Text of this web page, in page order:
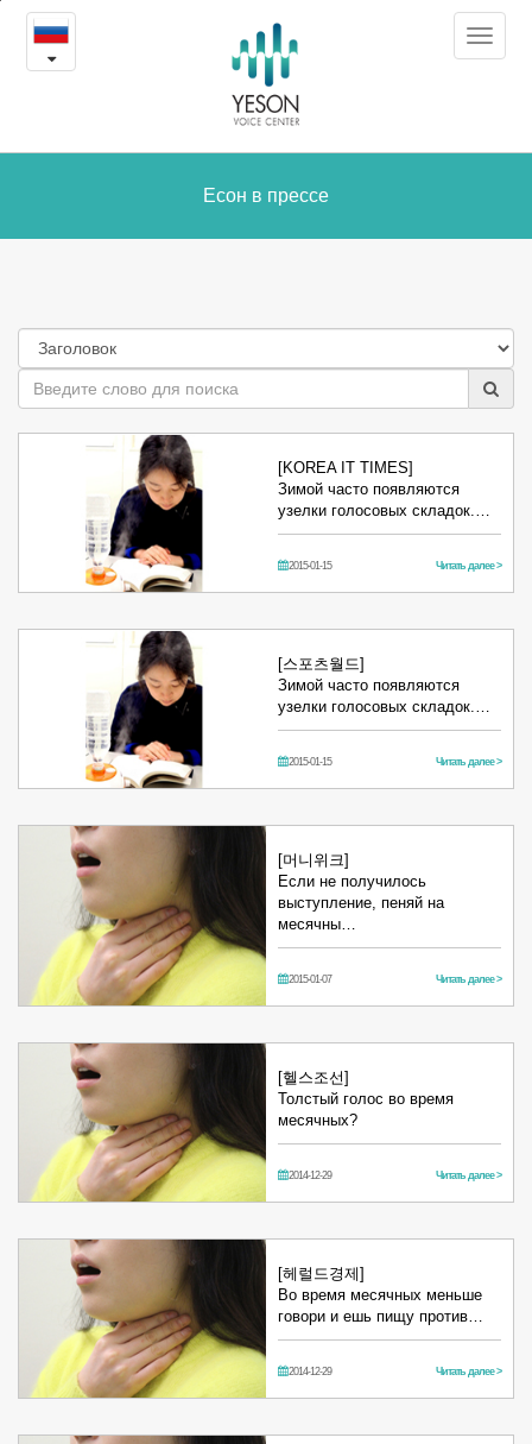
Есон
Toggle
Есон в прессе
[KOREA IT TIMES]
Зимой часто появляются
узелки голосовых складок.…
2015-01-15 Читать далее >
[스포츠월드]
Зимой часто появляются
узелки голосовых складок.…
2015-01-15 Читать далее >
[머니위크]
Если не получилось
выступление, пеняй на
месячны…
2015-01-07 Читать далее >
[헬스조선]
Толстый голос во время
месячных?
2014-12-29 Читать далее >
[헤럴드경제]
Во время месячных меньше
говори и ешь пищу против…
2014-12-29 Читать далее >